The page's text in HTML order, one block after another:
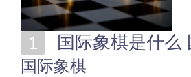
国际象棋是什么
国际象棋